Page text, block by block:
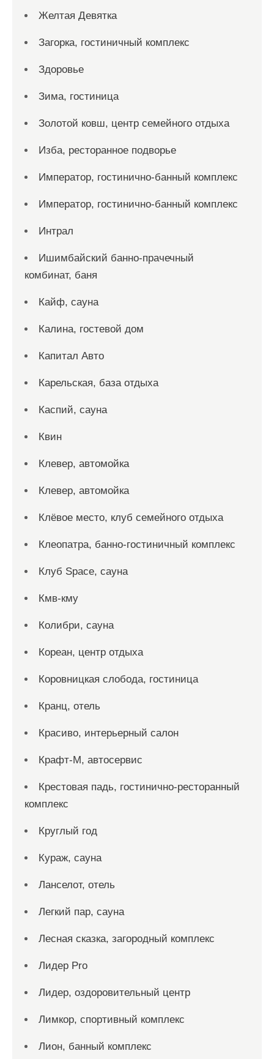
Желтая Девятка
Загорка, гостиничный комплекс
Здоровье
Зима, гостиница
Золотой ковш, центр семейного отдыха
Изба, ресторанное подворье
Император, гостинично-банный комплекс
Император, гостинично-банный комплекс
Интрал
Ишимбайский банно-прачечный
комбинат, баня
Кайф, сауна
Калина, гостевой дом
Капитал Авто
Карельская, база отдыха
Каспий, сауна
Квин
Клевер, автомойка
Клевер, автомойка
Клёвое место, клуб семейного отдыха
Клеопатра, банно-гостиничный комплекс
Клуб Space, сауна
Кмв-кму
Колибри, сауна
Кореан, центр отдыха
Коровницкая слобода, гостиница
Кранц, отель
Красиво, интерьерный салон
Крафт-М, автосервис
Крестовая падь, гостинично-ресторанный
комплекс
Круглый год
Кураж, сауна
Ланселот, отель
Легкий пар, сауна
Лесная сказка, загородный комплекс
Лидер Pro
Лидер, оздоровительный центр
Лимкор, спортивный комплекс
Лион, банный комплекс